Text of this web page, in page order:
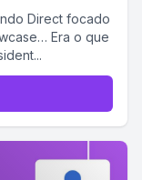
Direct focado
Era o que